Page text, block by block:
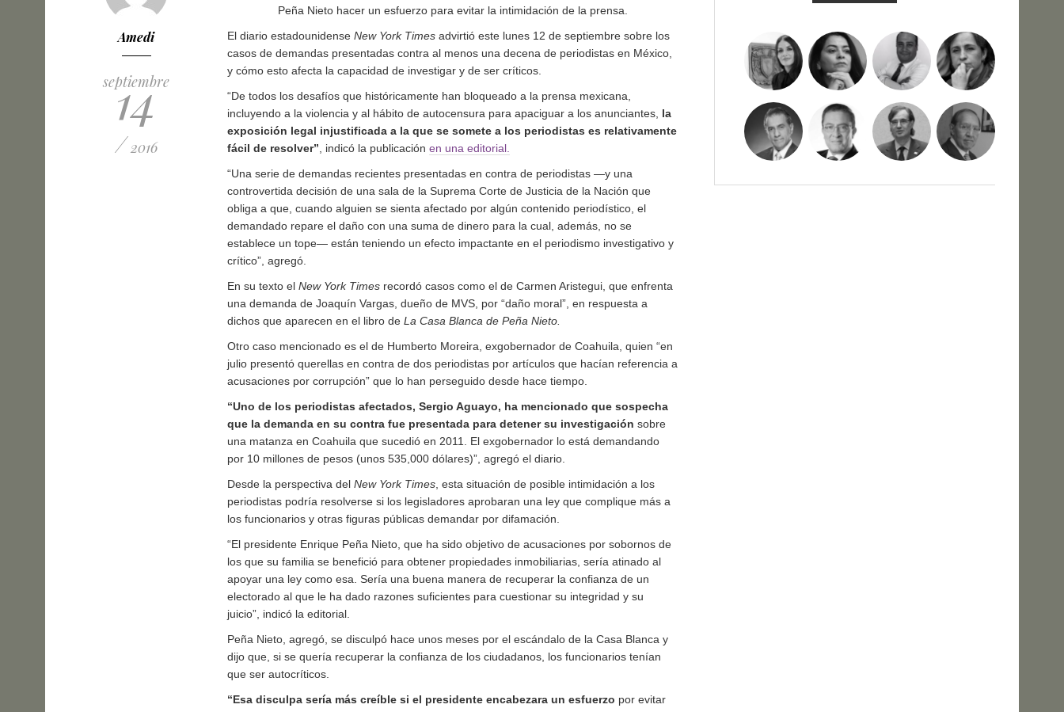
Amedi
septiembre
14
/ 2016
Peña Nieto hacer un esfuerzo para evitar la intimidación de la prensa.
El diario estadounidense New York Times advirtió este lunes 12 de septiembre sobre los
casos de demandas presentadas contra al menos una decena de periodistas en México,
y cómo esto afecta la capacidad de investigar y de ser críticos.
“De todos los desafíos que históricamente han bloqueado a la prensa mexicana,
incluyendo a la violencia y al hábito de autocensura para apaciguar a los anunciantes, la
exposición legal injustificada a la que se somete a los periodistas es relativamente
fácil de resolver” , indicó la publicación en una editorial.
“Una serie de demandas recientes presentadas en contra de periodistas —y una
controvertida decisión de una sala de la Suprema Corte de Justicia de la Nación que
obliga a que, cuando alguien se sienta afectado por algún contenido periodístico, el
demandado repare el daño con una suma de dinero para la cual, además, no se
establece un tope— están teniendo un efecto impactante en el periodismo investigativo y
crítico”, agregó.
En su texto el New York Times recordó casos como el de Carmen Aristegui, que enfrenta
una demanda de Joaquín Vargas, dueño de MVS, por “daño moral”, en respuesta a
dichos que aparecen en el libro de La Casa Blanca de Peña Nieto.
Otro caso mencionado es el de Humberto Moreira, exgobernador de Coahuila, quien “en
julio presentó querellas en contra de dos periodistas por artículos que hacían referencia a
acusaciones por corrupción” que lo han perseguido desde hace tiempo.
“Uno de los periodistas afectados, Sergio Aguayo, ha mencionado que sospecha
que la demanda en su contra fue presentada para detener su investigación sobre
una matanza en Coahuila que sucedió en 2011. El exgobernador lo está demandando
por 10 millones de pesos (unos 535,000 dólares)”, agregó el diario.
Desde la perspectiva del New York Times , esta situación de posible intimidación a los
periodistas podría resolverse si los legisladores aprobaran una ley que complique más a
los funcionarios y otras figuras públicas demandar por difamación.
“El presidente Enrique Peña Nieto, que ha sido objetivo de acusaciones por sobornos de
los que su familia se benefició para obtener propiedades inmobiliarias, sería atinado al
apoyar una ley como esa. Sería una buena manera de recuperar la confianza de un
electorado al que le ha dado razones suficientes para cuestionar su integridad y su
juicio”, indicó la editorial.
Peña Nieto, agregó, se disculpó hace unos meses por el escándalo de la Casa Blanca y
dijo que, si se quería recuperar la confianza de los ciudadanos, los funcionarios tenían
que ser autocríticos.
“Esa disculpa sería más creíble si el presidente encabezara un esfuerzo por evitar